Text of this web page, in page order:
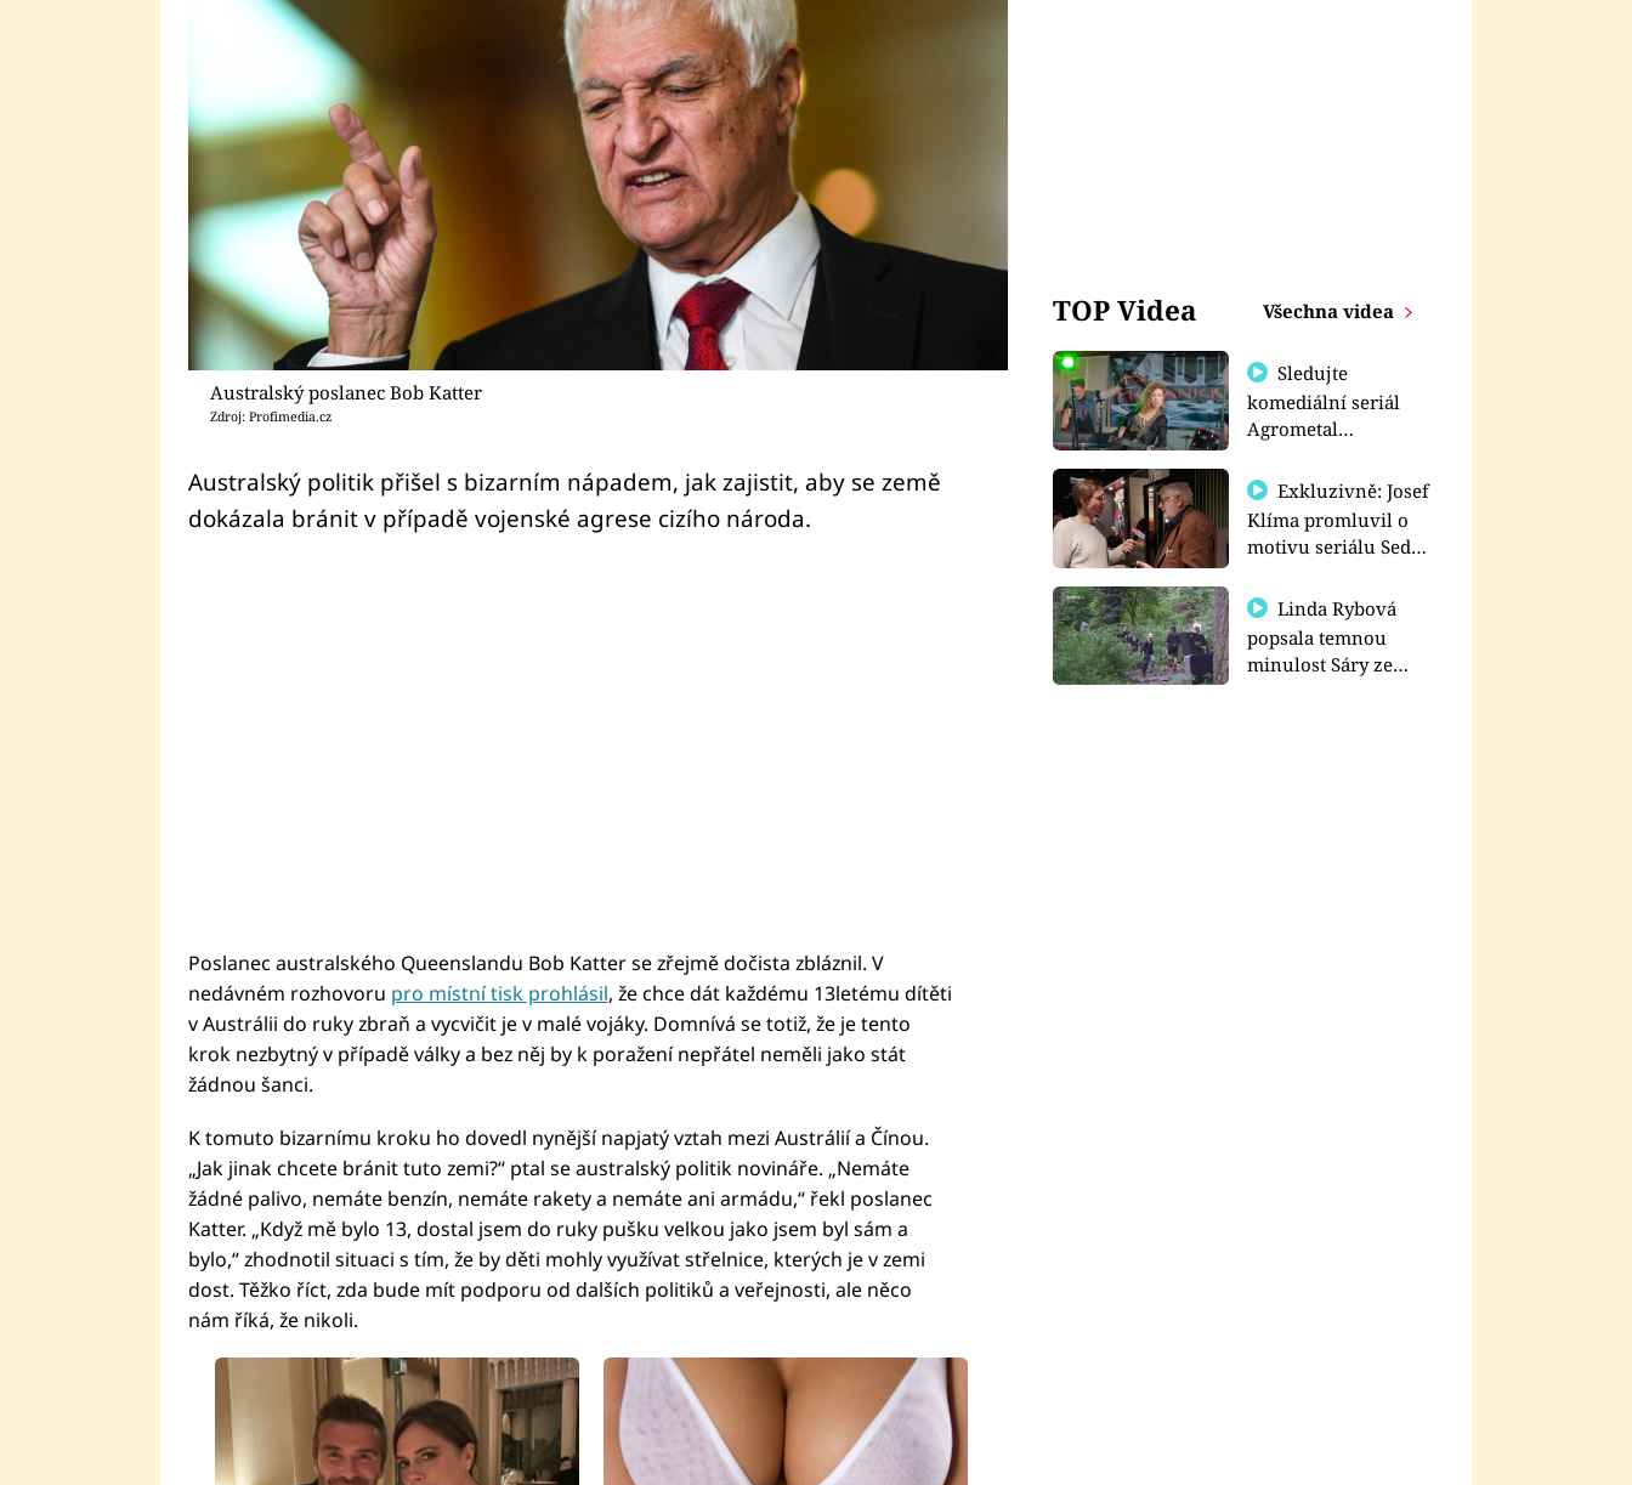
Australský poslanec Bob Katter
Zdroj: Profimedia.cz
Australský politik přišel s bizarním nápadem, jak zajistit, aby se země
dokázala bránit v případě vojenské agrese cizího národa.
Poslanec australského Queenslandu Bob Katter se zřejmě dočista zbláznil. V
nedávném rozhovoru pro místní tisk prohlásil, že chce dát každému 13letému dítěti
v Austrálii do ruky zbraň a vycvičit je v malé vojáky. Domnívá se totiž, že je tento
krok nezbytný v případě války a bez něj by k poražení nepřátel neměli jako stát
žádnou šanci.
K tomuto bizarnímu kroku ho dovedl nynější napjatý vztah mezi Austrálií a Čínou.
„Jak jinak chcete bránit tuto zemi?“ ptal se australský politik novináře. „Nemáte
žádné palivo, nemáte benzín, nemáte rakety a nemáte ani armádu,“ řekl poslanec
Katter. „Když mě bylo 13, dostal jsem do ruky pušku velkou jako jsem byl sám a
bylo,“ zhodnotil situaci s tím, že by děti mohly využívat střelnice, kterých je v zemi
dost. Těžko říct, zda bude mít podporu od dalších politiků a veřejnosti, ale něco
nám říká, že nikoli.
TOP Videa Všechna videa
Sledujte
komediální seriál
Agrometal
prima+
Exkluzivně: Josef
Klíma promluvil o
motivu seriálu Sedm
Linda Rybová
popsala temnou
minulost Sáry ze